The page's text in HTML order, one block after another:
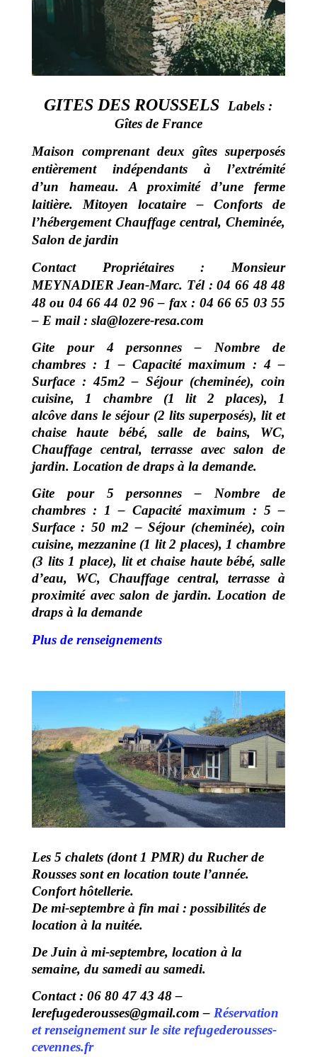
GITES DES ROUSSELS
Labels :
Gîtes de France
Maison comprenant deux gîtes superposés
entièrement indépendants à l’extrémité
d’un hameau. A proximité d’une ferme
laitière. Mitoyen locataire – Conforts de
l’hébergement Chauffage central, Cheminée,
Salon de jardin
Contact Propriétaires : Monsieur
MEYNADIER Jean-Marc. Tél : 04 66 48 48
48 ou 04 66 44 02 96 – fax : 04 66 65 03 55
– E mail : sla@lozere-resa.com
Gite pour 4 personnes – Nombre de
chambres : 1 – Capacité maximum : 4 –
Surface : 45m2 –Séjour (cheminée), coin
cuisine, 1 chambre (1 lit 2 places), 1
alcôve dans le séjour (2 lits superposés), lit et
chaise haute bébé, salle de bains, WC,
Chauffage central, terrasse avec salon de
jardin. Location de draps à la demande.
Gite pour 5 personnes – Nombre de
chambres : 1 – Capacité maximum : 5 –
Surface : 50 m2 –Séjour (cheminée), coin
cuisine, mezzanine (1 lit 2 places), 1 chambre
(3 lits 1 place), lit et chaise haute bébé, salle
d’eau, WC, Chauffage central, terrasse à
proximité avec salon de jardin. Location de
draps à la demande
Plus de renseignements
Les 5 chalets (dont 1 PMR) du Rucher de
Rousses sont en location toute l’année.
Confort hôtellerie.
De mi-septembre à fin mai : possibilités de
location à la nuitée.
De Juin à mi-septembre, location à la
semaine, du samedi au samedi.
Contact : 06 80 47 43 48 –
lerefugederousses@gmail.com – Réservation
et renseignement sur le site refugederousses-
cevennes.fr